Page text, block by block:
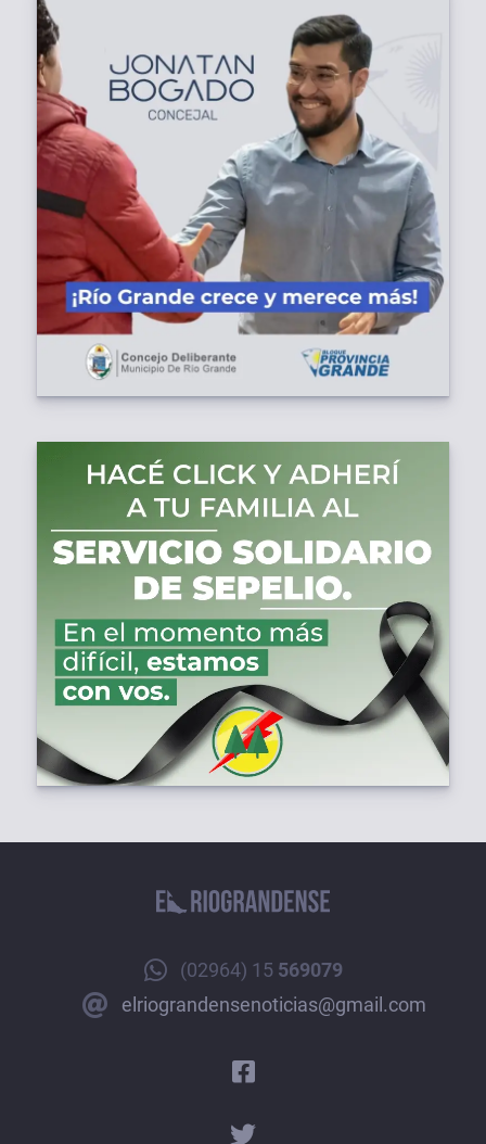
(02964) 15 569079
elriograndensenoticias@gmail.com